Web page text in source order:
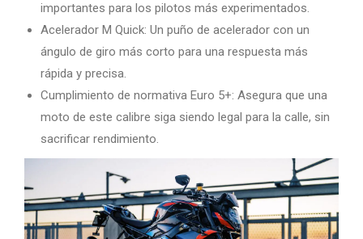
importantes para los pilotos más experimentados.
Acelerador M Quick: Un puño de acelerador con un
ángulo de giro más corto para una respuesta más
rápida y precisa.
Cumplimiento de normativa Euro 5+: Asegura que una
moto de este calibre siga siendo legal para la calle, sin
sacrificar rendimiento.